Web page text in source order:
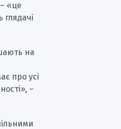
«це
глядачі
на
про усі
–